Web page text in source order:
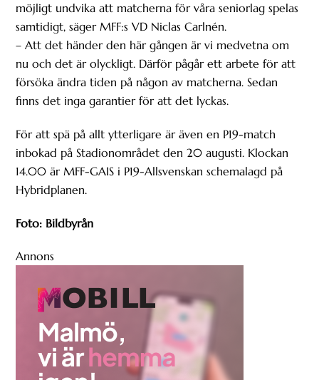
möjligt undvika att matcherna för våra seniorlag spelas
samtidigt, säger MFF:s VD Niclas Carlnén.
– Att det händer den här gången är vi medvetna om
nu och det är olyckligt. Därför pågår ett arbete för att
försöka ändra tiden på någon av matcherna. Sedan
finns det inga garantier för att det lyckas.
För att spä på allt ytterligare är även en P19-match
inbokad på Stadionområdet den 20 augusti. Klockan
14.00 är MFF-GAIS i P19-Allsvenskan schemalagd på
Hybridplanen.
Foto: Bildbyrån
Annons